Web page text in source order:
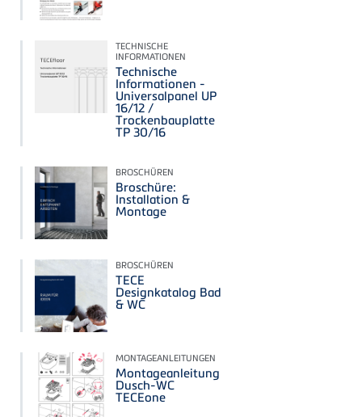
TECHNISCHE
INFORMATIONEN
Technische
Informationen -
Universalpanel UP
16/12 /
Trockenbauplatte
TP 30/16
BROSCHÜREN
Broschüre:
Installation &
Montage
BROSCHÜREN
TECE
Designkatalog Bad
& WC
MONTAGEANLEITUNGEN
Montageanleitung
Dusch-WC
TECEone